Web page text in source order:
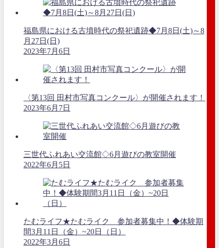
福島県における古墳時代の祭祀遺跡◆7月8日(土)～8
月27日(日)
2023年7月6日
〈第13回 田村市写真コンクール〉が開催されます！
2023年6月7日
三世代ふれあい交流館◇6月遊びの教室開催
2022年6月5日
たむライフ★たむライク 参加者募集中！◆体験期
間3月11日（金）~20日（日）
2022年3月6日